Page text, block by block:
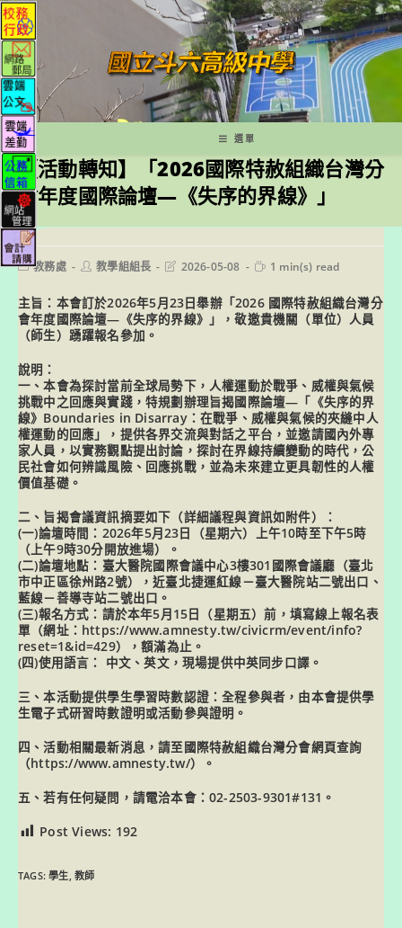
跳
轉
至
主
要
內
容
選單
【活動轉知】「2026國際特赦組織台灣分
會年度國際論壇—《失序的界線》」
Post教務處
Post教學組組長
Post
modified:
2026-05-08
Reading
1 min(s) read
主旨：本會訂於2026年5月23日舉辦「2026 國際特赦組織台灣分
會年度國際論壇—《失序的界線》」，敬邀貴機關（單位）人員
（師生）踴躍報名參加。
說明：
一、本會為探討當前全球局勢下，人權運動於戰爭、威權與氣候
挑戰中之回應與實踐，特規劃辦理旨揭國際論壇—「《失序的界
線》Boundaries in Disarray：在戰爭、威權與氣候的夾縫中人
權運動的回應」，提供各界交流與對話之平台，並邀請國內外專
家人員，以實務觀點提出討論，探討在界線持續變動的時代，公
民社會如何辨識風險、回應挑戰，並為未來建立更具韌性的人權
價值基礎。
二、旨揭會議資訊摘要如下（詳細議程與資訊如附件）：
(一)論壇時間：2026年5月23日（星期六）上午10時至下午5時
（上午9時30分開放進場）。
(二)論壇地點：臺大醫院國際會議中心3樓301國際會議廳（臺北
市中正區徐州路2號），近臺北捷運紅線－臺大醫院站二號出口、
藍線－善導寺站二號出口。
(三)報名方式：請於本年5月15日（星期五）前，填寫線上報名表
單（網址：https://www.amnesty.tw/civicrm/event/info?
reset=1&id=429），額滿為止。
(四)使用語言： 中文、英文，現場提供中英同步口譯。
三、本活動提供學生學習時數認證：全程參與者，由本會提供學
生電子式研習時數證明或活動參與證明。
四、活動相關最新消息，請至國際特赦組織台灣分會網頁查詢
（https://www.amnesty.tw/）。
五、若有任何疑問，請電洽本會：02-2503-9301#131。
Post Views: 192
TAGS:學生, 教師